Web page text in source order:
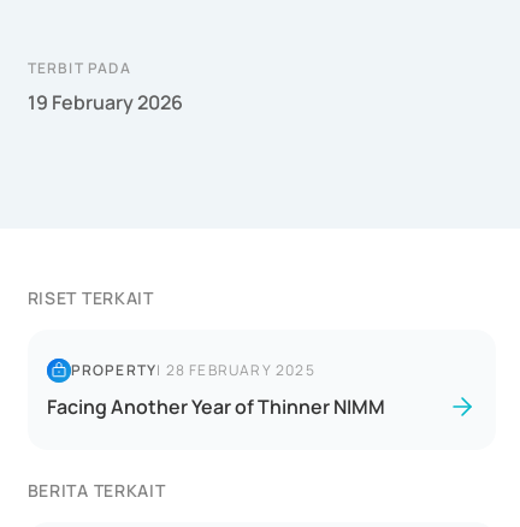
TERBIT PADA
19 February 2026
RISET TERKAIT
PROPERTY| 28 FEBRUARY 2025
Facing Another Year of Thinner NIMM
BERITA TERKAIT